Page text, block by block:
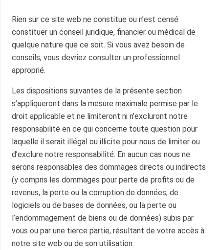
Rien sur ce site web ne constitue ou n’est censé
constituer un conseil juridique, financier ou médical de
quelque nature que ce soit. Si vous avez besoin de
conseils, vous devriez consulter un professionnel
approprié.
Les dispositions suivantes de la présente section
s’appliqueront dans la mesure maximale permise par le
droit applicable et ne limiteront ni n’excluront notre
responsabilité en ce qui concerne toute question pour
laquelle il serait illégal ou illicite pour nous de limiter ou
d’exclure notre responsabilité. En aucun cas nous ne
serons responsables des dommages directs ou indirects
(y compris les dommages pour perte de profits ou de
revenus, la perte ou la corruption de données, de
logiciels ou de bases de données, ou la perte ou
l’endommagement de biens ou de données) subis par
vous ou par une tierce partie, résultant de votre accès à
notre site web ou de son utilisation.